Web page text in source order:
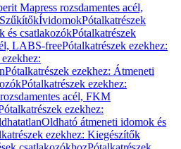
Mapress rozsdamentes acél,
ÍvidomokPótalkatrészek
és csatlakozókPótalkatrészek
LABS-freePótalkatrészek ezekhez:
Pótalkatrészek ezekhez: Átmeneti
Pótalkatrészek ezekhez:
acél, FKM
ezekhez:
Oldható átmeneti idomok és
ezekhez: Kiegészítők